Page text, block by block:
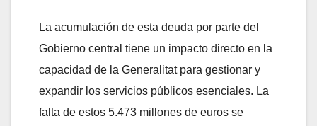
La acumulación de esta deuda por parte del
Gobierno central tiene un impacto directo en la
capacidad de la Generalitat para gestionar y
expandir los servicios públicos esenciales. La
falta de estos 5.473 millones de euros se